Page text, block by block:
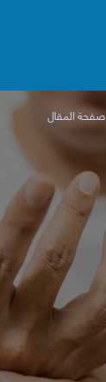
صفحة المقال